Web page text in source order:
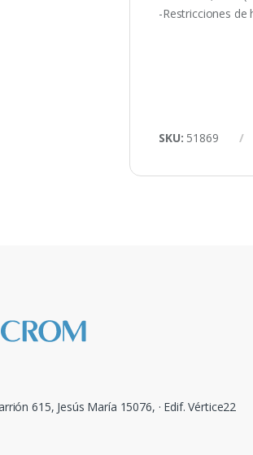
-Restricciones de
SKU: 51869
615, Jesús María 15076, · Edif. Vértice22